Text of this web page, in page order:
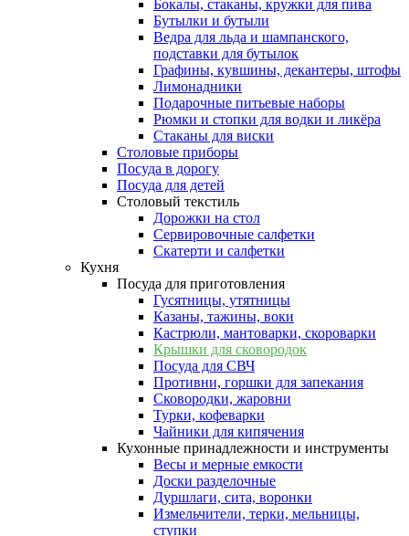
Бокалы, стаканы, кружки для пива
Бутылки и бутыли
Ведра для льда и шампанского,
подставки для бутылок
Графины, кувшины, декантеры, штофы
Лимонадники
Подарочные питьевые наборы
Рюмки и стопки для водки и ликёра
Стаканы для виски
Столовые приборы
Посуда в дорогу
Посуда для детей
Столовый текстиль
Дорожки на стол
Сервировочные салфетки
Скатерти и салфетки
Кухня
Посуда для приготовления
Гусятницы, утятницы
Казаны, тажины, воки
Кастрюли, мантоварки, скороварки
Крышки для сковородок
Посуда для СВЧ
Противни, горшки для запекания
Сковородки, жаровни
Турки, кофеварки
Чайники для кипячения
Кухонные принадлежности и инструменты
Весы и мерные емкости
Доски разделочные
Дуршлаги, сита, воронки
Измельчители, терки, мельницы,
ступки